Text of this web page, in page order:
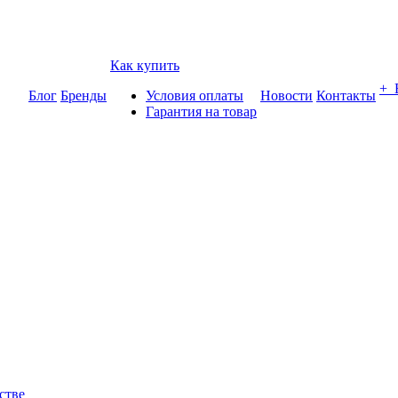
Блог Бренды
Как купить
Условия оплаты
Гарантия на товар
Новости Контакты +